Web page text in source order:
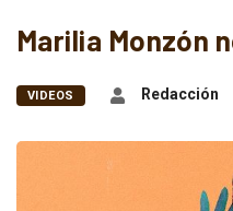
Marilia Monzón
VIDEOS Redacción